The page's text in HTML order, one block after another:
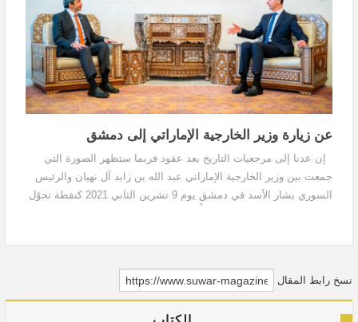
عن زيارة وزير الخارجية الإماراتي إلى دمشق
إن عدنا إلى مرجعيات التاريخ بعد عقود فربما ستظهر الصورة التي
جمعت بين وزير الخارجية الإماراتي عبد الله بن زايد آل نهيان والرئيس
السوري بشار الأسد في دمشق يوم 9 تشرين الثاني 2021 كنقطة تحوّل
نسخ رابط المقال